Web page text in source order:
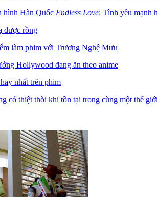
hình Hàn Quốc Endless Love: Tình yêu mạnh
được rồng
làm phim với Trương Nghệ Mưu
Hollywood đang ăn theo anime
nhất trên phim
có thiệt thòi khi tồn tại trong cùng một thế